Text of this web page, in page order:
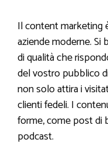
Il content marketing
aziende moderne. Si
di qualità che
del vostro pubblico
non solo attira i
clienti fedeli. I
forme, come post di
podcast.